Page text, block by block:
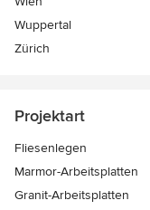
Wuppertal
Zürich
Projektart
Fliesenlegen
Marmor-Arbeitsplatten
Granit-Arbeitsplatten